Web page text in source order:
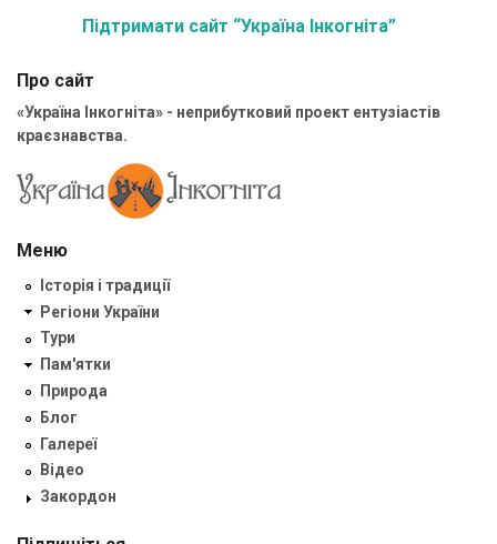
Підтримати сайт “Україна Інкогніта”
Про сайт
«Україна Інкогніта» - неприбутковий проект ентузіастів
краєзнавства.
Меню
Історія і традиції
Регіони України
Тури
Пам'ятки
Природа
Блог
Галереї
Відео
Закордон